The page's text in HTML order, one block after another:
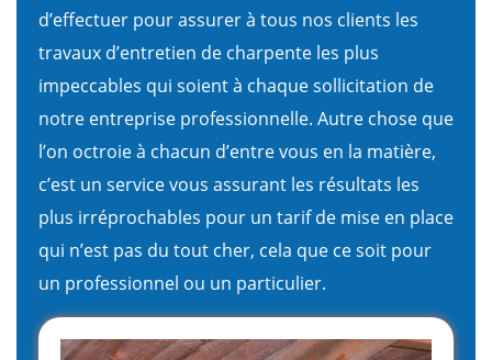
d’effectuer pour assurer à tous nos clients les
travaux d’entretien de charpente les plus
impeccables qui soient à chaque sollicitation de
notre entreprise professionnelle. Autre chose que
l’on octroie à chacun d’entre vous en la matière,
c’est un service vous assurant les résultats les
plus irréprochables pour un tarif de mise en place
qui n’est pas du tout cher, cela que ce soit pour
un professionnel ou un particulier.